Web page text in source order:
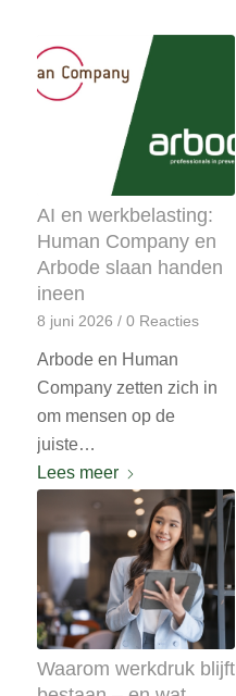
AI en werkbelasting:
Human Company en
Arbode slaan handen
ineen
8 juni 2026 / 0 Reacties
Arbode en Human
Company zetten zich in
om mensen op de
juiste…
Lees meer
Waarom werkdruk blijft